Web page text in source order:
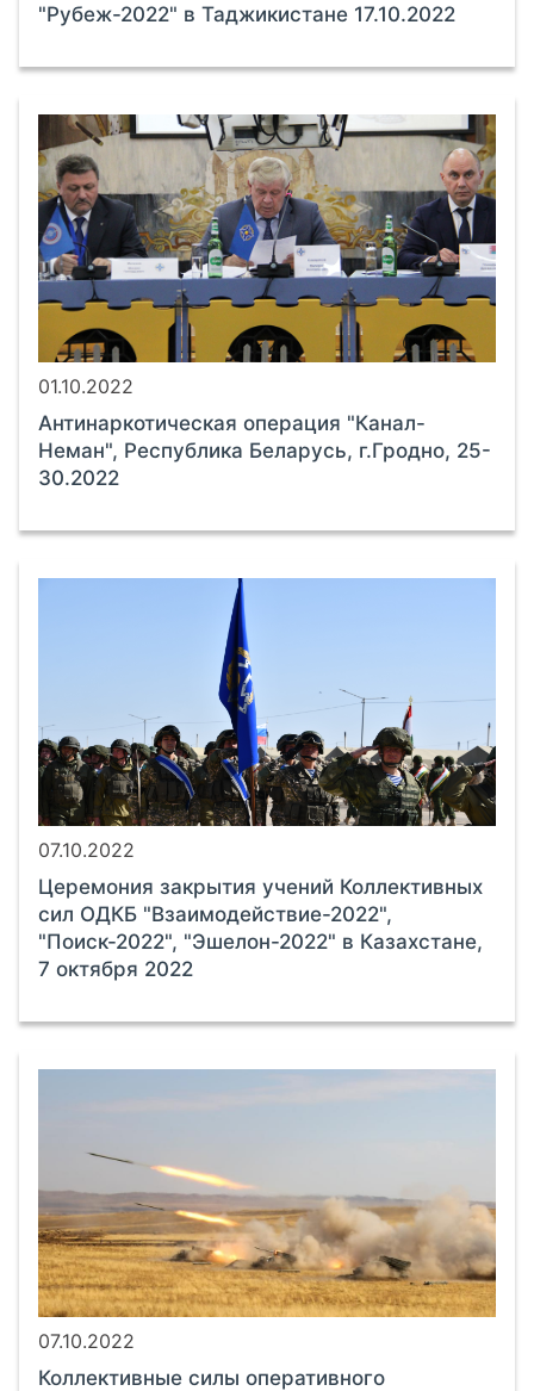
"Рубеж-2022" в Таджикистане 17.10.2022
01.10.2022
Антинаркотическая операция "Канал-
Неман", Республика Беларусь, г.Гродно, 25-
30.2022
07.10.2022
Церемония закрытия учений Коллективных
сил ОДКБ "Взаимодействие-2022",
"Поиск-2022", "Эшелон-2022" в Казахстане,
7 октября 2022
07.10.2022
Коллективные силы оперативного